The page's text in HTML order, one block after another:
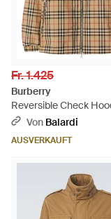
Fr. 1.425
Burberry
Reversible Check
Jacket - Braun
Von Balardi
AUSVERKAUFT